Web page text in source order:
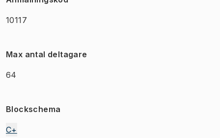
10117
Max antal deltagare
64
Blockschema
C+